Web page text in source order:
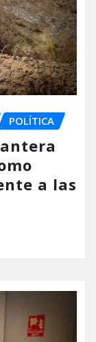
POLÍTICA
a las